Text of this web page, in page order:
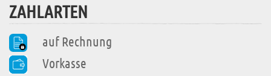
ZAHLARTEN
auf Rechnung
Vorkasse